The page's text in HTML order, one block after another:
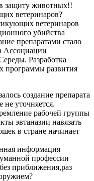
защиту животных!!
ветеринаров?
ветеринаров
убийства
препаратами стало
Ассоциации
Разработка
программы развития
создание препарата
уточняется.
рабочей группы
эвтаназии навязать
в стране начинает
информация
профессии
приближения,раз